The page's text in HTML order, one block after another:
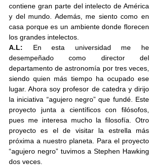
contiene gran parte del intelecto de América
y del mundo. Además, me siento como en
casa porque es un ambiente donde florecen
los grandes intelectos.
A.L: En esta universidad me he
desempeñado como director del
departamento de astronomía por tres veces,
siendo quien más tiempo ha ocupado ese
lugar. Ahora soy profesor de catedra y dirijo
la iniciativa “agujero negro” que fundé. Este
proyecto junta a científicos con filósofos,
pues me interesa mucho la filosofía. Otro
proyecto es el de visitar la estrella más
próxima a nuestro planeta. Para el proyecto
“agujero negro” tuvimos a Stephen Hawking
dos veces.